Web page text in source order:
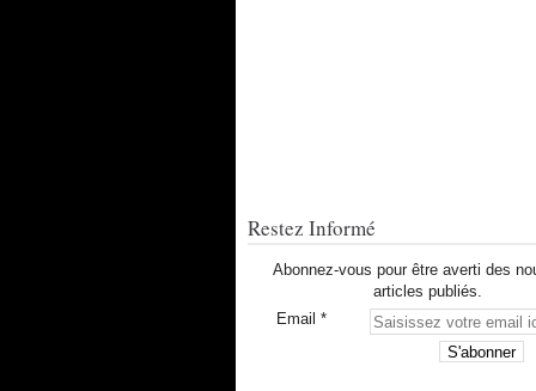
Restez Informé
Abonnez-vous pour être averti des
articles publiés.
Email